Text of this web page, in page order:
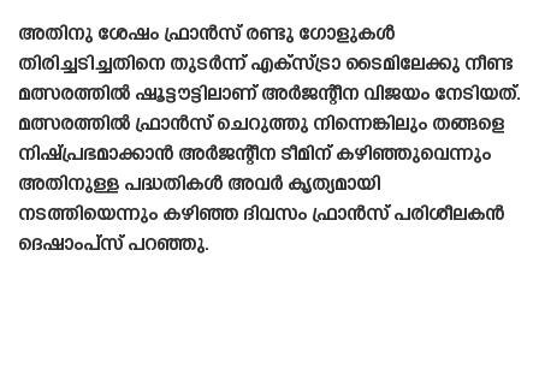
അതിനു ശേഷം ഫ്രാൻസ് രണ്ടു ഗോളുകൾ
തിരിച്ചടിച്ചതിനെ തുടർന്ന് എക്‌സ്ട്രാ ടൈമിലേക്കു നീണ്ട
മത്സരത്തിൽ ഷൂട്ടൗട്ടിലാണ് അർജന്റീന വിജയം നേടിയത്.
മത്സരത്തിൽ ഫ്രാൻസ് ചെറുത്തു നിന്നെങ്കിലും തങ്ങളെ
നിഷ്പ്രഭമാക്കാൻ അർജന്റീന ടീമിന് കഴിഞ്ഞുവെന്നും
അതിനുള്ള പദ്ധതികൾ അവർ കൃത്യമായി
നടത്തിയെന്നും കഴിഞ്ഞ ദിവസം ഫ്രാൻസ് പരിശീലകൻ
ദെഷാംപ്‌സ് പറഞ്ഞു.